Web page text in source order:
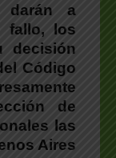
darán a
fallo, los
decisión
Código
de
las
Aires